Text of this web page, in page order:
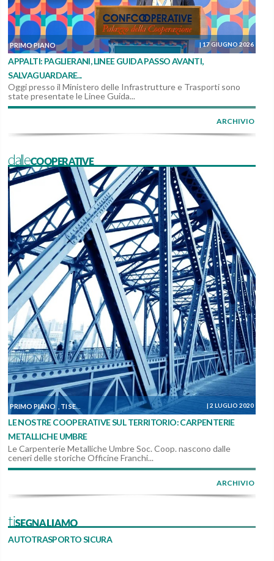
PRIMO PIANO | 17 GIUGNO 2026
APPALTI: PAGLIERANI, LINEE GUIDA PASSO AVANTI,
SALVAGUARDARE...
Oggi presso il Ministero delle Infrastrutture e Trasporti sono
state presentate le Linee Guida...
ARCHIVIO
dalleCOOPERATIVE
PRIMO PIANO TI SEGNALIAMO DALLE COOPERATIVE | 2 LUGLIO 2020
LE NOSTRE COOPERATIVE SUL TERRITORIO: CARPENTERIE
METALLICHE UMBRE
Le Carpenterie Metalliche Umbre Soc. Coop. nascono dalle
ceneri delle storiche Officine Franchi...
ARCHIVIO
tiSEGNALIAMO
AUTOTRASPORTO SICURA